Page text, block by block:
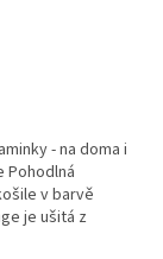
- na doma i
Pohodlná
v barvě
je ušitá z